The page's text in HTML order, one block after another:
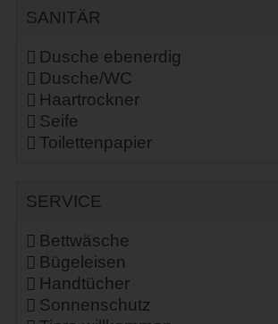
SANITÄR
Dusche ebenerdig
Dusche/WC
Haartrockner
Seife
Toilettenpapier
SERVICE
Bettwäsche
Bügeleisen
Handtücher
Sonnenschutz